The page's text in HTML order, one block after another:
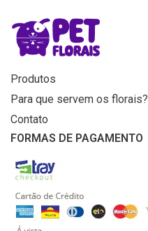
MENU
Home
Produtos
Para que servem os florais?
Contato
FORMAS DE PAGAMENTO